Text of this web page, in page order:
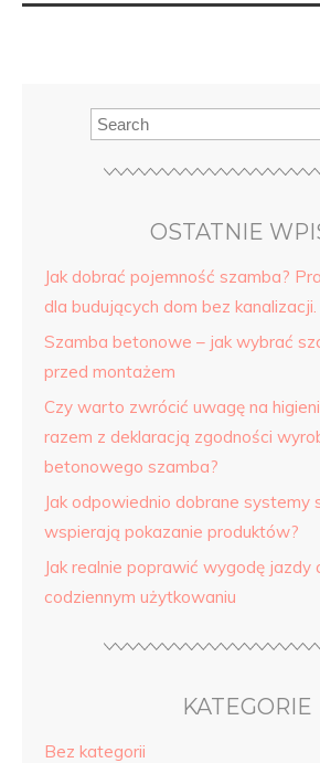
OSTATNIE
Jak dobrać pojemność szamba?
dla budujących dom bez kanalizacji.
Szamba betonowe – jak wybrać
przed montażem
Czy warto zwrócić uwagę na
razem z deklaracją zgodności
betonowego szamba?
Jak odpowiednio dobrane systemy
wspierają pokazanie produktów?
Jak realnie poprawić wygodę jazdy
codziennym użytkowaniu
KATEGORIE
Bez kategorii